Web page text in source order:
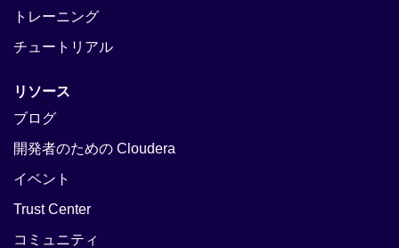
トレーニング
チュートリアル
リソース
ブログ
開発者のための Cloudera
イベント
Trust Center
コミュニティ